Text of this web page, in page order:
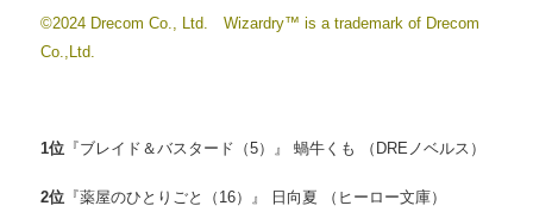
©2024 Drecom Co., Ltd. Wizardry™ is a trademark of Drecom
Co.,Ltd.
1位 『ブレイド＆バスタード（5）』 蝸牛くも （DREノベルス）
2位 『薬屋のひとりごと（16）』 日向夏 （ヒーロー文庫）